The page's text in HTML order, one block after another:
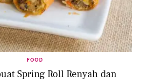
FOOD
Spring Roll Renyah dan